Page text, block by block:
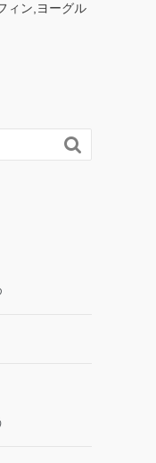
ィン,ヨーグル
